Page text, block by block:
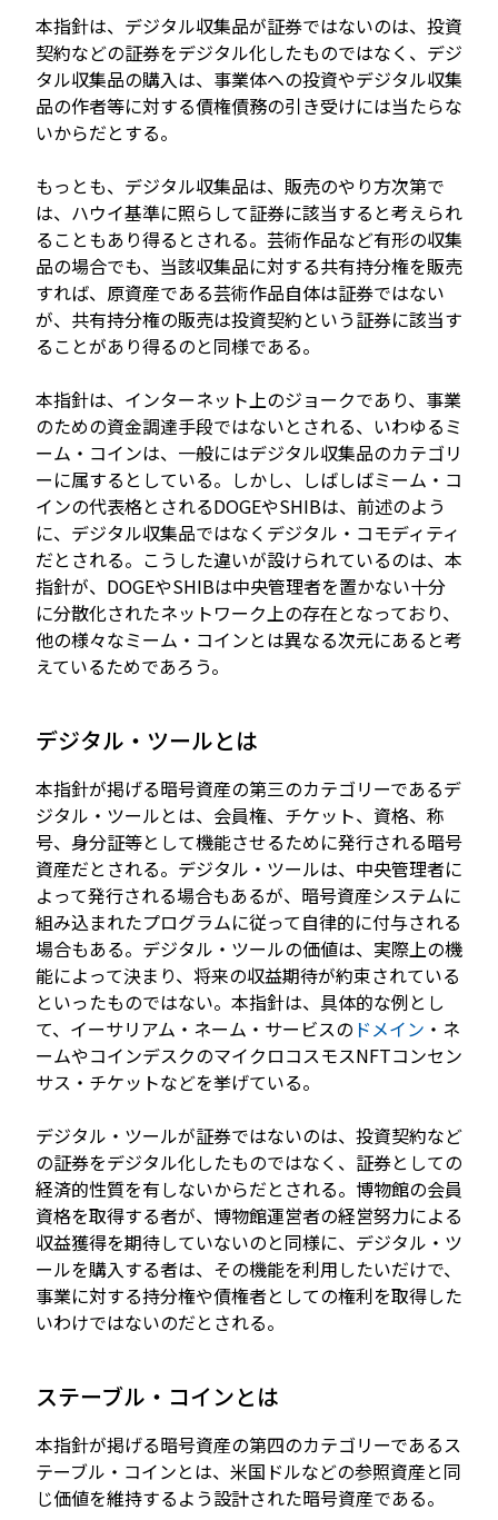
本指針は、デジタル収集品が証券ではないのは、投資
契約などの証券をデジタル化したものではなく、デジ
タル収集品の購入は、事業体への投資やデジタル収集
品の作者等に対する債権債務の引き受けには当たらな
いからだとする。
もっとも、デジタル収集品は、販売のやり方次第で
は、ハウイ基準に照らして証券に該当すると考えられ
ることもあり得るとされる。芸術作品など有形の収集
品の場合でも、当該収集品に対する共有持分権を販売
すれば、原資産である芸術作品自体は証券ではない
が、共有持分権の販売は投資契約という証券に該当す
ることがあり得るのと同様である。
本指針は、インターネット上のジョークであり、事業
のための資金調達手段ではないとされる、いわゆるミ
ーム・コインは、一般にはデジタル収集品のカテゴリ
ーに属するとしている。しかし、しばしばミーム・コ
インの代表格とされるDOGEやSHIBは、前述のよう
に、デジタル収集品ではなくデジタル・コモディティ
だとされる。こうした違いが設けられているのは、本
指針が、DOGEやSHIBは中央管理者を置かない十分
に分散化されたネットワーク上の存在となっており、
他の様々なミーム・コインとは異なる次元にあると考
えているためであろう。
デジタル・ツールとは
本指針が掲げる暗号資産の第三のカテゴリーであるデ
ジタル・ツールとは、会員権、チケット、資格、称
号、身分証等として機能させるために発行される暗号
資産だとされる。デジタル・ツールは、中央管理者に
よって発行される場合もあるが、暗号資産システムに
組み込まれたプログラムに従って自律的に付与される
場合もある。デジタル・ツールの価値は、実際上の機
能によって決まり、将来の収益期待が約束されている
といったものではない。本指針は、具体的な例とし
て、イーサリアム・ネーム・サービスの ドメイン ・ネ
ームやコインデスクのマイクロコスモスNFTコンセン
サス・チケットなどを挙げている。
デジタル・ツールが証券ではないのは、投資契約など
の証券をデジタル化したものではなく、証券としての
経済的性質を有しないからだとされる。博物館の会員
資格を取得する者が、博物館運営者の経営努力による
収益獲得を期待していないのと同様に、デジタル・ツ
ールを購入する者は、その機能を利用したいだけで、
事業に対する持分権や債権者としての権利を取得した
いわけではないのだとされる。
ステーブル・コインとは
本指針が掲げる暗号資産の第四のカテゴリーであるス
テーブル・コインとは、米国ドルなどの参照資産と同
じ価値を維持するよう設計された暗号資産である。